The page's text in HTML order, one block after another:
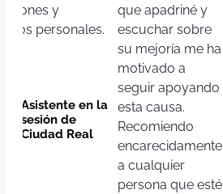
y
personales.
Asistente en la
sesión de
Ciudad Real
que apadriné y
escuchar sobre
su mejoría me ha
motivado a
seguir apoyando
esta causa.
Recomiendo
encarecidamente
a cualquier
persona que esté